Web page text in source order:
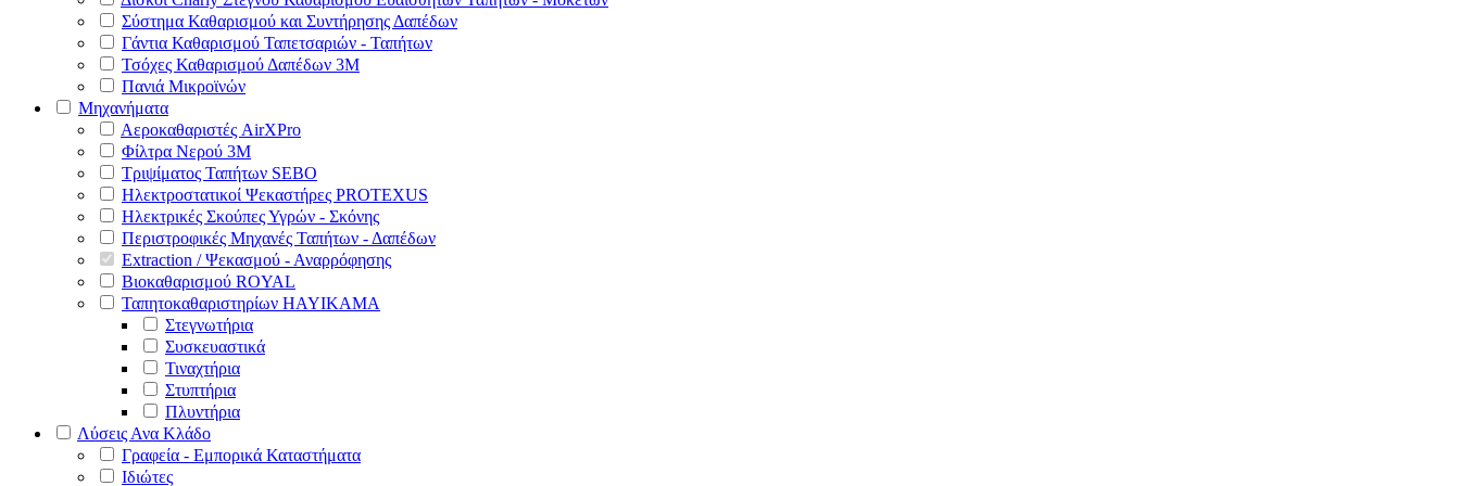
Σύστημα Καθαρισμού και Συντήρησης Δαπέδων
Γάντια Καθαρισμού Ταπετσαριών - Ταπήτων
Τσόχες Καθαρισμού Δαπέδων 3Μ
Πανιά Μικροϊνών
Μηχανήματα
Αεροκαθαριστές AirXPro
Φίλτρα Νερού 3M
Τριψίματος Ταπήτων SEBO
Ηλεκτροστατικοί Ψεκαστήρες PROTEXUS
Ηλεκτρικές Σκούπες Υγρών - Σκόνης
Περιστροφικές Μηχανές Ταπήτων - Δαπέδων
Extraction / Ψεκασμού - Αναρρόφησης
Βιοκαθαρισμού ROYAL
Ταπητοκαθαριστηρίων HAYIKAMA
Στεγνωτήρια
Συσκευαστικά
Τιναχτήρια
Στυπτήρια
Πλυντήρια
Λύσεις Ανα Κλάδο
Γραφεία - Εμπορικά Καταστήματα
Ιδιώτες